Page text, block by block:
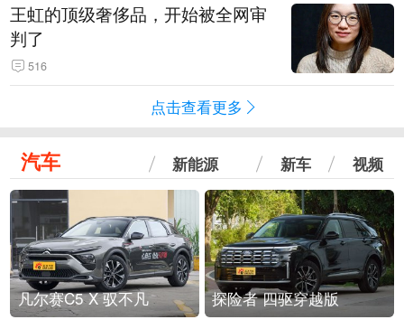
王虹的顶级奢侈品，开始被全网审
判了
516
点击查看更多
汽车 新能源 新车 视频
凡尔赛C5 X 驭不凡 探险者 四驱穿越版